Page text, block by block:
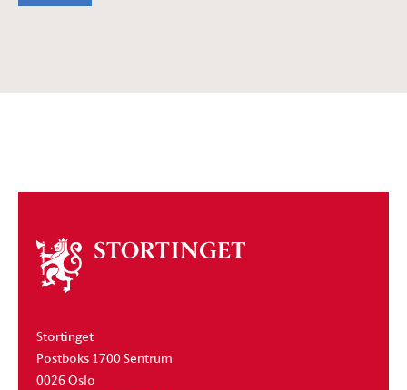
Om
stortinget
Stortinget
Postboks 1700 Sentrum
0026 Oslo